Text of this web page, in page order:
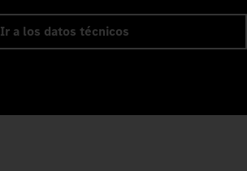
Ir a los datos técnicos